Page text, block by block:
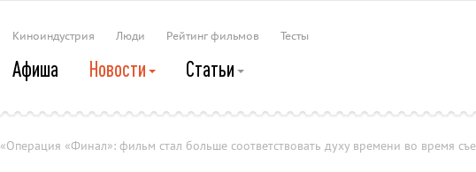
Киноиндустрия Люди Рейтинг фильмов Тесты
Афиша Новости Статьи
«Операция «Финал»: фильм стал больше соответствовать духу времени во время